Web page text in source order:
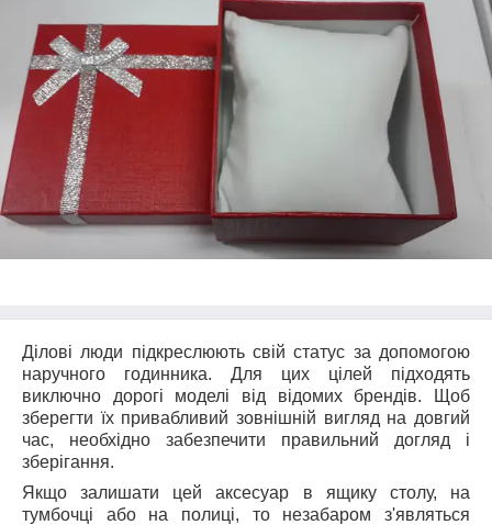
Ділові люди підкреслюють свій статус за допомогою
наручного годинника. Для цих цілей підходять
виключно дорогі моделі від відомих брендів. Щоб
зберегти їх привабливий зовнішній вигляд на довгий
час, необхідно забезпечити правильний догляд і
зберігання.
Якщо залишати цей аксесуар в ящику столу, на
тумбочці або на полиці, то незабаром з'являться